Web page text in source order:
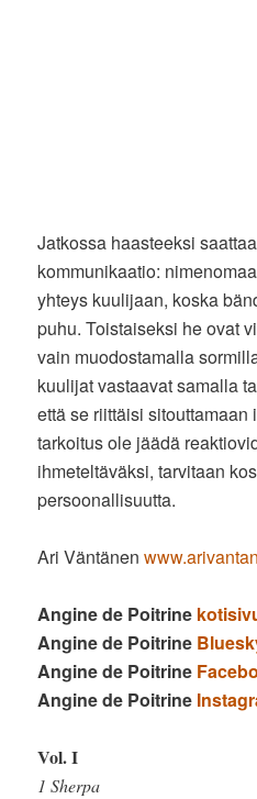
Jatkossa haasteeksi
kommunikaatio:
yhteys kuulijaan, koska
puhu. Toistaiseksi he ovat
vain muodostamalla
kuulijat vastaavat samalla
että se riittäisi
tarkoitus ole jäädä
ihmeteltäväksi, tarvitaan
persoonallisuutta.
Ari Väntänen
Angine de Poitrine
Angine de Poitrine
Angine de Poitrine
Angine de Poitrine
Vol. I
1 Sherpa